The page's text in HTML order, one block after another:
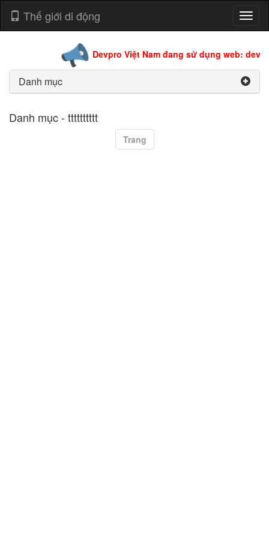
Thế giới di động
Devpro Việt Nam đang sử dụng web:
Danh mục
Danh mục - tttttttttt
Trang